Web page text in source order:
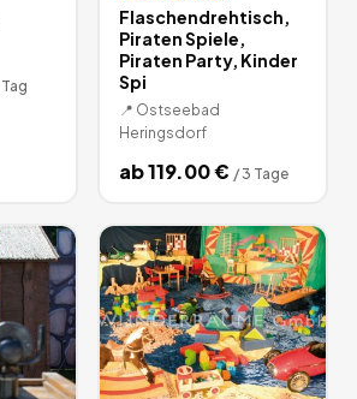
Tag
Flaschendrehtisch,
Piraten Spiele,
Piraten Party, Kinder
Spi
📍 Ostseebad
Heringsdorf
ab119.00€ / 3 Tage